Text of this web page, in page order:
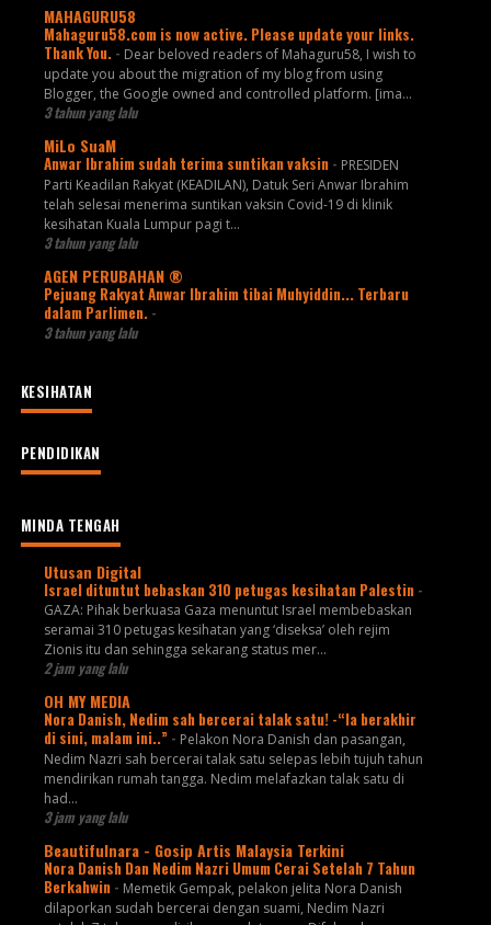
MAHAGURU58
Mahaguru58.com is now active. Please update your links.
Thank You. - Dear beloved readers of Mahaguru58, I wish to
update you about the migration of my blog from using
Blogger, the Google owned and controlled platform. [ima...
3 tahun yang lalu
MiLo SuaM
Anwar Ibrahim sudah terima suntikan vaksin - PRESIDEN
Parti Keadilan Rakyat (KEADILAN), Datuk Seri Anwar Ibrahim
telah selesai menerima suntikan vaksin Covid-19 di klinik
kesihatan Kuala Lumpur pagi t...
3 tahun yang lalu
AGEN PERUBAHAN ®
Pejuang Rakyat Anwar Ibrahim tibai Muhyiddin... Terbaru
dalam Parlimen. -
3 tahun yang lalu
KESIHATAN
PENDIDIKAN
MINDA TENGAH
Utusan Digital
Israel dituntut bebaskan 310 petugas kesihatan Palestin -
GAZA: Pihak berkuasa Gaza menuntut Israel membebaskan
seramai 310 petugas kesihatan yang ‘diseksa’ oleh rejim
Zionis itu dan sehingga sekarang status mer...
2 jam yang lalu
OH MY MEDIA
Nora Danish, Nedim sah bercerai talak satu! -“Ia berakhir
di sini, malam ini..” - Pelakon Nora Danish dan pasangan,
Nedim Nazri sah bercerai talak satu selepas lebih tujuh tahun
mendirikan rumah tangga. Nedim melafazkan talak satu di
had...
3 jam yang lalu
Beautifulnara - Gosip Artis Malaysia Terkini
Nora Danish Dan Nedim Nazri Umum Cerai Setelah 7 Tahun
Berkahwin - Memetik Gempak, pelakon jelita Nora Danish
dilaporkan sudah bercerai dengan suami, Nedim Nazri